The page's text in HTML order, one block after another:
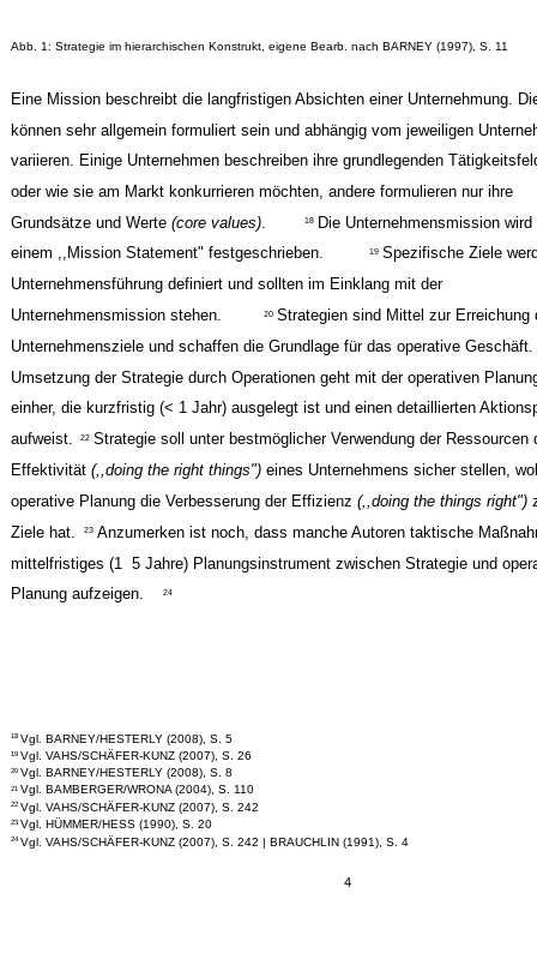
Abb. 1: Strategie im hierarchischen Konstrukt, eigene Bearb. nach BARNEY (1997), S. 11
Eine Mission beschreibt die langfristigen Absichten einer Unternehmung.
können sehr allgemein formuliert sein und abhängig vom jeweiligen
variieren. Einige Unternehmen beschreiben ihre grundlegenden
oder wie sie am Markt konkurrieren möchten, andere formulieren nur ihre
Grundsätze und Werte (core values). 18 Die Unternehmensmission
einem ,,Mission Statement" festgeschrieben.
19 Spezifische Ziele
Unternehmensführung definiert und sollten im Einklang mit der
Unternehmensmission stehen.
20 Strategien sind Mittel zur Erreichung
Unternehmensziele und schaffen die Grundlage für das operative Geschäft.
Umsetzung der Strategie durch Operationen geht mit der operativen
einher, die kurzfristig (< 1 Jahr) ausgelegt ist und einen detaillierten
aufweist.
22 Strategie soll unter bestmöglicher Verwendung der Ressourcen
Effektivität (,,doing the right things") eines Unternehmens sicher stellen,
operative Planung die Verbesserung der Effizienz (,,doing the things right")
Ziele hat.
23 Anzumerken ist noch, dass manche Autoren taktische
mittelfristiges (1 ­ 5 Jahre) Planungsinstrument zwischen Strategie und
Planung aufzeigen.
24
18 Vgl. BARNEY/HESTERLY (2008), S. 5
19 Vgl. VAHS/SCHÄFER-KUNZ (2007), S. 26
20 Vgl. BARNEY/HESTERLY (2008), S. 8
21 Vgl. BAMBERGER/WRONA (2004), S. 110
22 Vgl. VAHS/SCHÄFER-KUNZ (2007), S. 242
23 Vgl. HÜMMER/HESS (1990), S. 20
24 Vgl. VAHS/SCHÄFER-KUNZ (2007), S. 242 | BRAUCHLIN (1991), S. 4
4